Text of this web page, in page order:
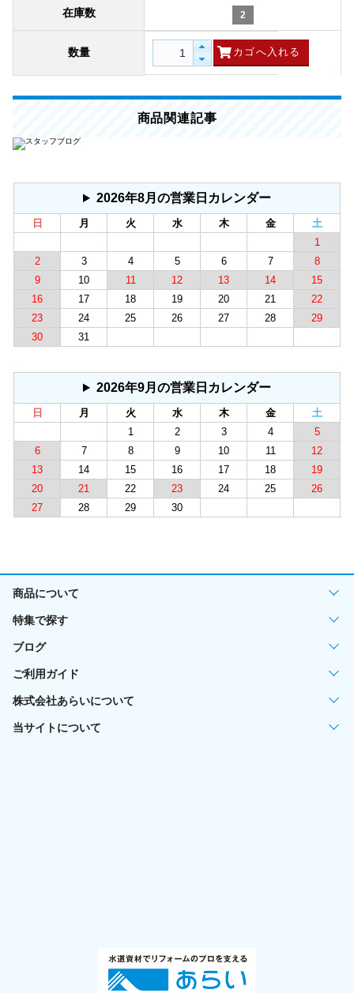
在庫数 2
数量
商品関連記事
2026年8月の営業日カレンダー
日 月 火 水 木 金
土
1
2
3 4 5 6 7
8
9
10 11 12 13 14
15
16
17 18 19 20 21
22
23
24 25 26 27 28
29
30
31
2026年9月の営業日カレンダー
日 月 火 水 木 金
土
1
2 3 4
5
6
7 8 9 10 11
12
13
14 15 16 17 18
19
20
21 22 23 24 25
26
27
28 29 30
商品について
特集で探す
ブログ
ご利用ガイド
株式会社あらいについて
当サイトについて